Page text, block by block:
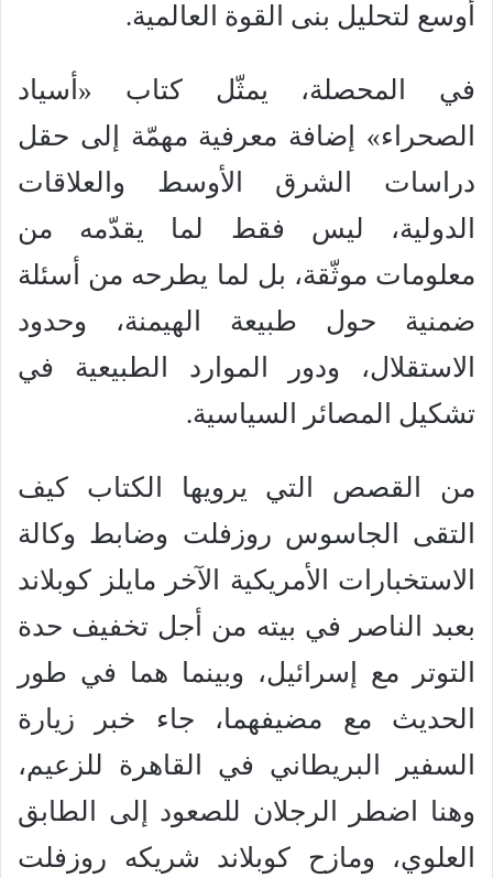
أوسع لتحليل بنى القوة العالمية.
في المحصلة، يمثّل كتاب «أسياد
الصحراء» إضافة معرفية مهمّة إلى حقل
دراسات الشرق الأوسط والعلاقات
الدولية، ليس فقط لما يقدّمه من
معلومات موثّقة، بل لما يطرحه من أسئلة
ضمنية حول طبيعة الهيمنة، وحدود
الاستقلال، ودور الموارد الطبيعية في
تشكيل المصائر السياسية.
من القصص التي يرويها الكتاب كيف
التقى الجاسوس روزفلت وضابط وكالة
الاستخبارات الأمريكية الآخر مايلز كوبلاند
بعبد الناصر في بيته من أجل تخفيف حدة
التوتر مع إسرائيل، وبينما هما في طور
الحديث مع مضيفهما، جاء خبر زيارة
السفير البريطاني في القاهرة للزعيم،
وهنا اضطر الرجلان للصعود إلى الطابق
العلوي، ومازح كوبلاند شريكه روزفلت